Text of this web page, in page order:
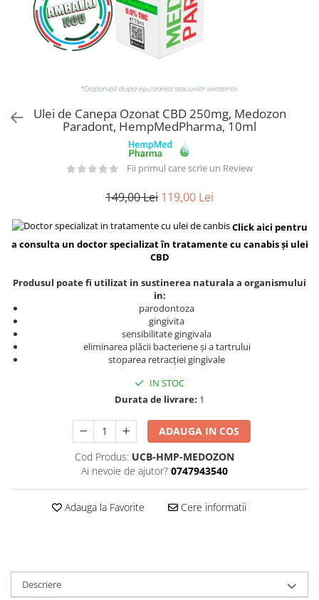
Ulei de Canepa Ozonat CBD 250mg, Medozon
Paradont, HempMedPharma, 10ml
Fii primul care scrie un Review
149,00 Lei 119,00 Lei
Click aici pentru
a consulta un doctor specializat în tratamente cu canabis și ulei
CBD
Produsul poate fi utilizat in sustinerea naturala a organismului
in:
parodontoza
gingivita
sensibilitate gingivala
eliminarea plăcii bacteriene și a tartrului
stoparea retracției gingivale
IN STOC
Durata de livrare: 1
ADAUGA IN COS
Cod Produs: UCB-HMP-MEDOZON
Ai nevoie de ajutor? 0747943540
Adauga la Favorite Cere informatii
Descriere